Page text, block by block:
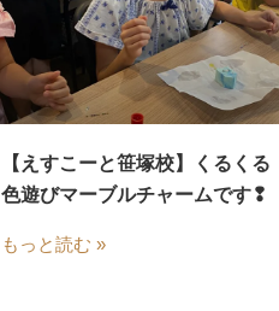
【えすこーと笹塚校】くるくる
色遊びマーブルチャームです❢
もっと読む »